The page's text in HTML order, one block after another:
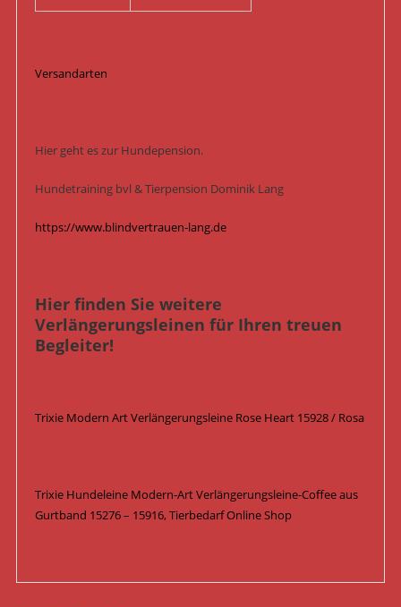
Versandarten
Hier geht es zur Hundepension.
Hundetraining bvl & Tierpension Dominik Lang
https://www.blindvertrauen-lang.de
Hier finden Sie weitere
Verlängerungsleinen für Ihren treuen
Begleiter!
Trixie Modern Art Verlängerungsleine Rose Heart 15928 / Rosa
Trixie Hundeleine Modern-Art Verlängerungsleine-Coffee aus
Gurtband 15276 – 15916, Tierbedarf Online Shop